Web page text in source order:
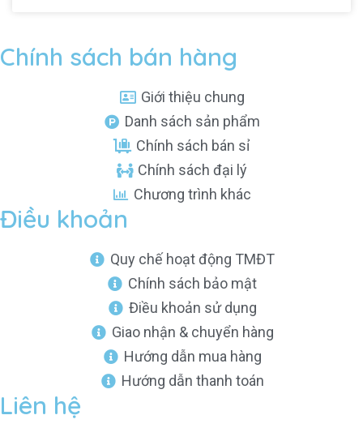
Chính sách bán hàng
Giới thiệu chung
Danh sách sản phẩm
Chính sách bán sỉ
Chính sách đại lý
Chương trình khác
Điều khoản
Quy chế hoạt động TMĐT
Chính sách bảo mật
Điều khoản sử dụng
Giao nhận & chuyển hàng
Hướng dẫn mua hàng
Hướng dẫn thanh toán
Liên hệ